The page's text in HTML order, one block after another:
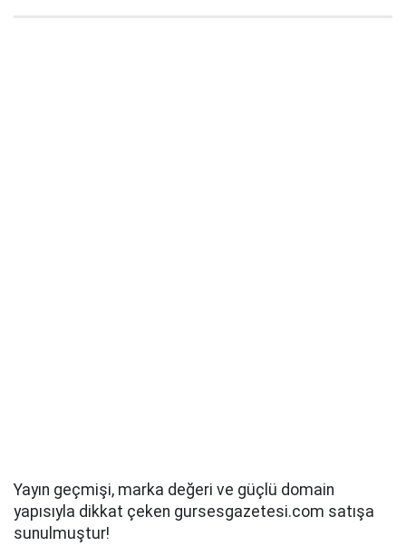
Yayın geçmişi, marka değeri ve güçlü domain
yapısıyla dikkat çeken gursesgazetesi.com satışa
sunulmuştur!